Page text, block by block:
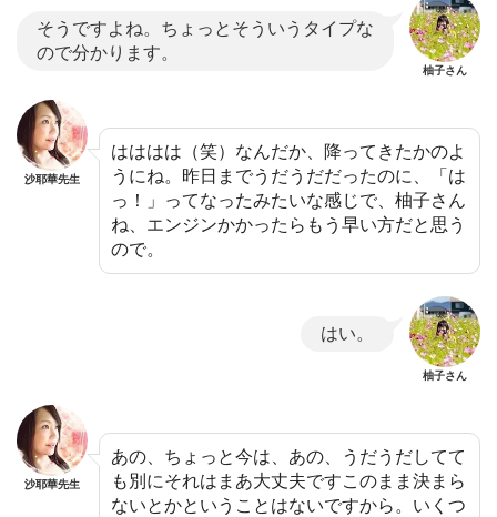
そうですよね。ちょっとそういうタイプな
ので分かります。
柚子さん
沙耶華先生
はははは（笑）なんだか、降ってきたかのよ
うにね。昨日までうだうだだったのに、「は
っ！」ってなったみたいな感じで、柚子さん
ね、エンジンかかったらもう早い方だと思う
ので。
はい。
柚子さん
沙耶華先生
あの、ちょっと今は、あの、うだうだしてて
も別にそれはまあ大丈夫ですこのまま決まら
ないとかということはないですから。いくつ